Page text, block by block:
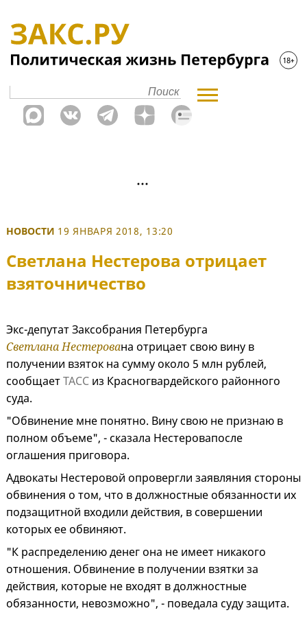
НОВОСТИ 19 ЯНВАРЯ 2018, 13:20
Светлана Нестерова отрицает
взяточничество
Экс-депутат Заксобрания Петербурга
Светлана Нестерована отрицает свою вину в
получении взяток на сумму около 5 млн рублей,
сообщаетТАСС из Красногвардейского районного
суда.
"Обвинение мне понятно. Вину свою не признаю в
полном объеме", - сказала Нестеровапосле
оглашения приговора.
Адвокаты Нестеровой опровергли заявляния стороны
обвинения о том, что в должностные обязанности их
подзащитной входили действия, в совершении
которых ее обвиняют.
"К распределению денег она не имеет никакого
отношения. Обвинение в получении взятки за
действия, которые не входят в должностные
обязанности, невозможно", - поведала суду защита.